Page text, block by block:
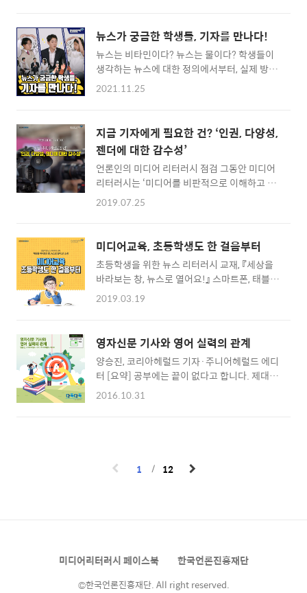
다.​(물론 지금 제 글을 다시 마주하기 매우 부끄
럽지만...말이죠..)📱두 번째 순간 출처: 전북
일..
되었는데요.​오늘은 제가 들은 것 중 다소 충격적
이던'클라스 렐로티우스 기자 날조 사건'에 대
해 말해보고자 합니다.​그럼 바로 들어가 보실까
요?​클라스 렐로티우스, 그는 누구인가?​클라스
렐로티우스(Claas Relotius)는 독일의 권위 있
학적 스토리텔링 능력을 인정받아, 2014년부터
2018년까지 4년간 무려 4개의 Deutscher
Reporterpreis(독일 기자상)을 수상..
뉴스가 궁금한 학생들, 기자를 만나다!
뉴스는 비타민이다? 뉴스는 물이다? 학생들이
생각하는 뉴스에 대한 정의에서부터, 실제 방송
뉴스가 제작되는 과정까지 궁금한 것이 너무너
생과 뉴스에 대한 대화를 함께 할 SBS 최재영
기자님을 소개합니다! 학생들을 위해 본인의 취
재 수첩도 직접 가져와 보여주셨는데요 영상을
통해 함께 뉴스에 대한 궁금증을 해소하러 가보
실까요? 기자님이 취재하신 산불화재 현장 뉴스
를 같이 보는 두 학생들, 뉴스에 대해 학생들이
게 하면 잘 쓸 수 있는지, 어떤 과정을 거치는지
이것 저것 궁금한 학생들의 궁금증을 하나하나
같이 이야기 나누고, 대화 ..
2021.11.25
지금 기자에게 필요한 건? ‘인권, 다양성,
젠더에 대한 감수성’
언론인의 미디어 리터러시 점검 그동안 미디어
리터러시는 ‘미디어를 비판적으로 이해하고 창
조적으로 활용하는 능력’으로 이해되면서 그 대
텐츠 생산자들의 미디어 리터러시 또한 강화돼
야 한다는 주장이 힘을 얻고 있다. 글 장은미 (서
강대 언론문화연구소 책임연구원) 디지털 시대
미디어 환경의 변화는 ‘디지털 퍼스트’, 모바일
퍼스트’를 넘어 ‘모바일 온리’에 이르렀다. 이러
할에도 변화를 요구했다. 전통적인 콘텐츠 생산
방식에서 미디어 생산자들은 수탁자(trustee)
모델에 기반해, 공중의 알 권리를 위해 그들에게
중요한 뉴스를 선..
2019.07.25
미디어교육, 초등학생도 한 걸음부터
초등학생을 위한 뉴스 리터러시 교재, 『세상을
바라보는 창, 뉴스로 열어요!』 스마트폰, 태블릿
PC 등 어린 시절부터 미디어를 접하는 방법이
재단은 뉴스와 미디어 리터러시 관련 교재를 펴
내 학생과 교사가 모두 만족할 수 있는 미디어교
육을 할 수 있도록 지원하고 있습니다. 뉴스 리
터러시 교육이 필요한 이유미디어는 전례가 없
는 변화의 시기를 맞고 있습니다. 미디어 기술이
나 정보를 생산하고 유통할 수 있는 시대가 된
2019.03.19
영자신문 기사와 영어 실력의 관계
양승진, 코리아헤럴드 기자·주니어헤럴드 에디
터 [요약] 공부에는 끝이 없다고 합니다. 제대로
하려고 하면 영원히 해도 부족합니다. 하지만 영
니다. “나는 영어를 잘 못 하니까 영자신문 읽기
는 너무 이르다.”라고 생각하기 보다, “영어를
적인 측면보다 글쓰기, 특히 이야기를 풀어내는
능력을 더 중요하게 여깁니..
2016.10.31
1 12
미디어리터러시 페이스북 한국언론진흥재단
©한국언론진흥재단. All right reserved.